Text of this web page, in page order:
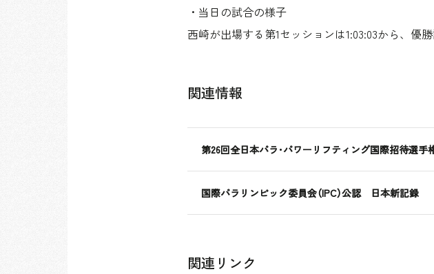
・当日の試合の様子
西崎が出場する第1セッションは1:03:03から、優
関連情報
第26回全日本パラ･パワーリフティング国際招待選手
国際パラリンピック委員会（IPC）公認 日本新記録
関連リンク